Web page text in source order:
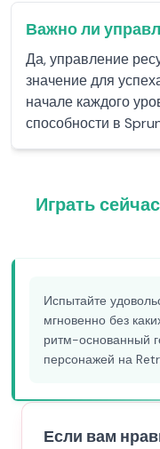
Важно ли
Да, управление
значение для
начале каждого
способности в
Играть
Испытайте
мгновенно без
ритм-основанный
персонажей на
Если вам